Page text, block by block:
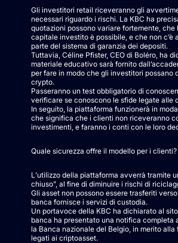
Gli investitori retail riceveranno gli
necessari riguardo i rischi. La KBC ha
quotazioni possono variare fortemente, che
capitale investito è possibile, e che non c’è
parte del sistema di garanzia dei depositi.
Tuttavia, Céline Pfister, CEO di Boléro, ha
materiale educativo sarà fornito
per fare in modo che gli investitori possano
crypto.
Passeranno un test obbligatorio di
verificare se conoscono le sfide legate alle
In seguito, la piattaforma funzionerà in
che significa che i clienti non riceveranno
investimenti, e faranno i conti con le loro
Quale sicurezza offre il modello per i clienti?
L’utilizzo della piattaforma avverrà tramite
chiuso”, al fine di diminuire i rischi di
Gli asset non possono essere trasferiti
banca fornisce i servizi di custodia.
Un portavoce della KBC ha dichiarato al
banca ha presentato una notifica completa
la Banca nazionale del Belgio, in merito alla
legati ai criptoasset.